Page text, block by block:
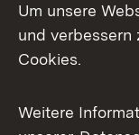
Mastodon
Messenger
Social Wall
Um unsere
und verbessern
Cookies.
Weitere